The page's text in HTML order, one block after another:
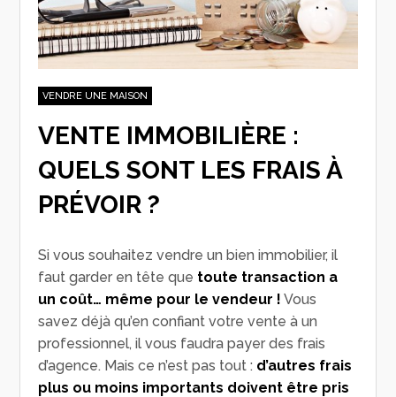
VENDRE UNE MAISON
VENTE IMMOBILIÈRE :
QUELS SONT LES FRAIS À
PRÉVOIR ?
Si vous souhaitez vendre un bien immobilier, il
faut garder en tête que toute transaction a
un coût… même pour le vendeur ! Vous
savez déjà qu’en confiant votre vente à un
professionnel, il vous faudra payer des frais
d’agence. Mais ce n’est pas tout : d’autres frais
plus ou moins importants doivent être pris